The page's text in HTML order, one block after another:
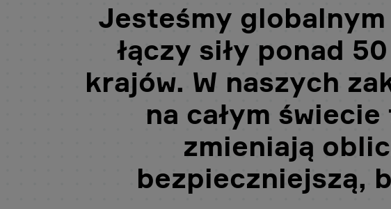
Jesteśmy
łączy siły ponad
krajów. W naszych
na całym
zmieniają
bezpieczniejszą,